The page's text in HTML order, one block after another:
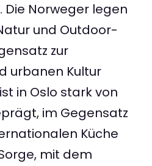
Norweger legen
und Outdoor-
zur
urbanen Kultur
in Oslo stark von
im Gegensatz
Küche
mit dem